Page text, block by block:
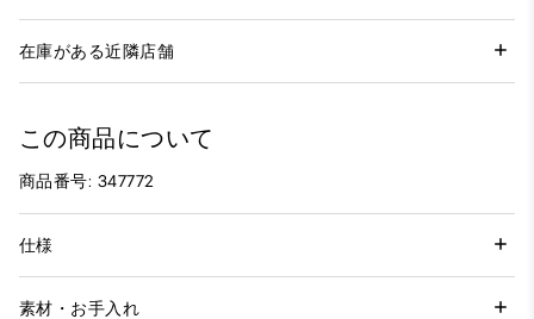
在庫がある近隣店舗
この商品について
商品番号: 347772
仕様
素材・お手入れ